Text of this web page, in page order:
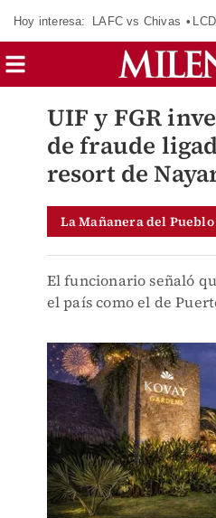
Hoy interesa: LAFC vs Chivas
UIF y FGR
de fraude
resort de
La Mañanera del Pueblo
El funcionario señaló
el país como el de